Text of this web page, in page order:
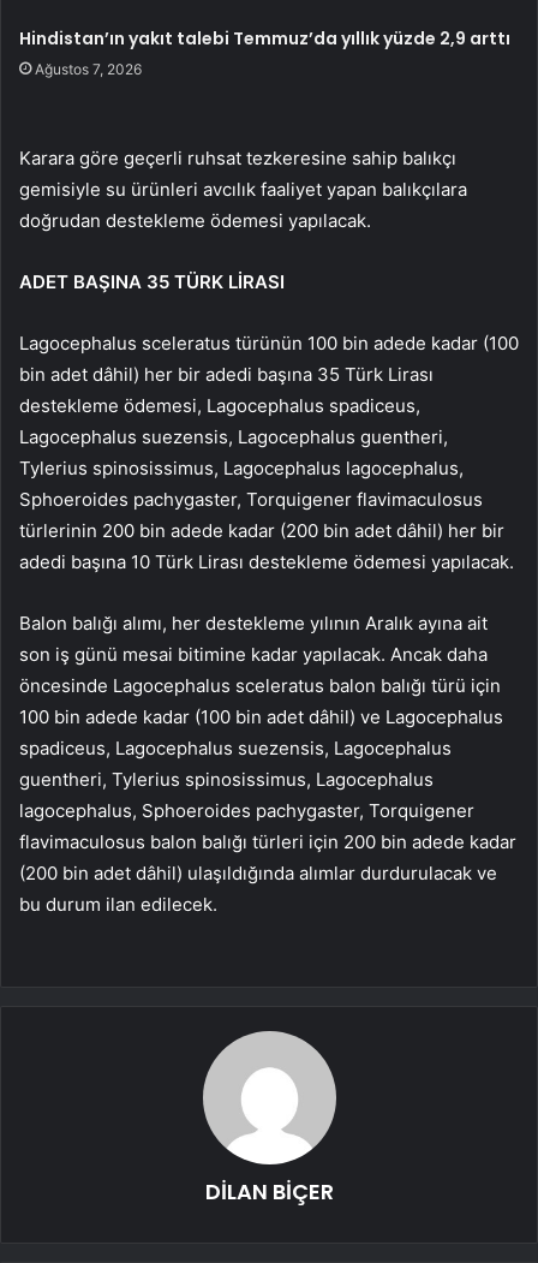
Hindistan’ın yakıt talebi Temmuz’da yıllık yüzde 2,9 arttı
Ağustos 7, 2026
Karara göre geçerli ruhsat tezkeresine sahip balıkçı
gemisiyle su ürünleri avcılık faaliyet yapan balıkçılara
doğrudan destekleme ödemesi yapılacak.
ADET BAŞINA 35 TÜRK LİRASI
Lagocephalus sceleratus türünün 100 bin adede kadar (100
bin adet dâhil) her bir adedi başına 35 Türk Lirası
destekleme ödemesi, Lagocephalus spadiceus,
Lagocephalus suezensis, Lagocephalus guentheri,
Tylerius spinosissimus, Lagocephalus lagocephalus,
Sphoeroides pachygaster, Torquigener flavimaculosus
türlerinin 200 bin adede kadar (200 bin adet dâhil) her bir
adedi başına 10 Türk Lirası destekleme ödemesi yapılacak.
Balon balığı alımı, her destekleme yılının Aralık ayına ait
son iş günü mesai bitimine kadar yapılacak. Ancak daha
öncesinde Lagocephalus sceleratus balon balığı türü için
100 bin adede kadar (100 bin adet dâhil) ve Lagocephalus
spadiceus, Lagocephalus suezensis, Lagocephalus
guentheri, Tylerius spinosissimus, Lagocephalus
lagocephalus, Sphoeroides pachygaster, Torquigener
flavimaculosus balon balığı türleri için 200 bin adede kadar
(200 bin adet dâhil) ulaşıldığında alımlar durdurulacak ve
bu durum ilan edilecek.
DİLAN BİÇER